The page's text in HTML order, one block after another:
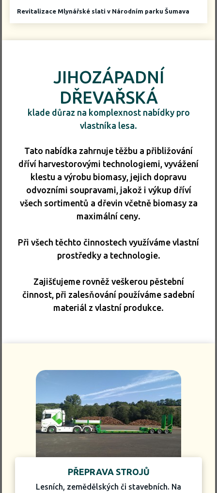
Revitalizace Mlynářské slati v Národním parku Šumava
JIHOZÁPADNÍ
DŘEVAŘSKÁ
klade důraz na komplexnost nabídky pro
vlastníka lesa.
Tato nabídka zahrnuje těžbu a přibližování
dříví harvestorovými technologiemi, vyvážení
klestu a výrobu biomasy, jejich dopravu
odvozními soupravami, jakož i výkup dříví
všech sortimentů a dřevin včetně biomasy za
maximální ceny.
Při všech těchto činnostech využíváme vlastní
prostředky a technologie.
Zajišťujeme rovněž veškerou pěstební
činnost, při zalesňování používáme sadební
materiál z vlastní produkce.
PŘEPRAVA STROJŮ
Lesních, zemědělských či stavebních. Na